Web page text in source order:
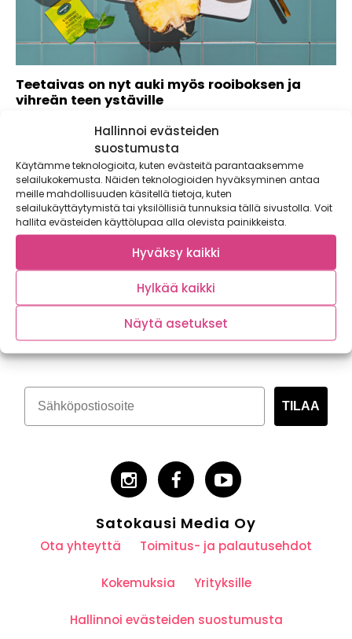
Hallinnoi evästeiden
suostumusta
Käytämme teknologioita, kuten evästeitä parantaaksemme
selailukokemusta. Näiden teknologioiden hyväksyminen antaa
meille mahdollisuuden käsitellä tietoja, kuten
selailukäyttäytymistä tai yksilöllisiä tunnuksia tällä sivustolla. Voit
hallita evästeiden käyttölupaa alla olevista painikkeista.
Hyväksy kaikki
Hylkää kaikki
Näytä asetukset
Teetaivas on nyt auki myös rooiboksen ja
vihreän teen ystäville
Nordqvistin Teetaivas-pussiteesarja on tuonut iloa
suomalaisille teen ystäville jo yli 20 vuoden ajan....
Tilaa kasvispitoinen uutiskirje
TILAA
Satokausi Media Oy
Ota yhteyttä Toimitus- ja palautusehdot
Kokemuksia Yrityksille
Hallinnoi evästeiden suostumusta